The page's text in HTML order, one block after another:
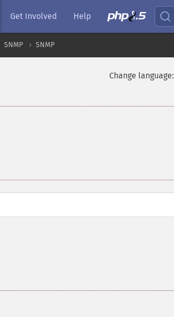
Get Involved Help
SNMP SNMP
Change language: